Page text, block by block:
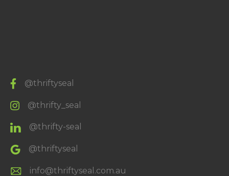
@thriftyseal
@thrifty_seal
@thrifty-seal
@thriftyseal
info@thriftyseal.com.au